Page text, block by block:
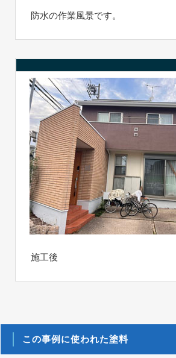
防水の作業風景です。
施工後
この事例に使われた塗料